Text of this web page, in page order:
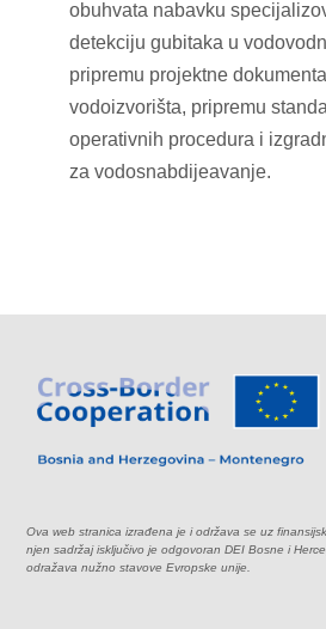
obuhvata nabavku
detekciju gubitaka u
pripremu projektne
vodoizvorišta, pripremu
operativnih procedura i
za vodosnabdijeavanje.
Ova web stranica izrađena je i održava se uz
njen sadržaj isključivo je odgovoran DEI Bosne i
odražava nužno stavove Evropske unije.